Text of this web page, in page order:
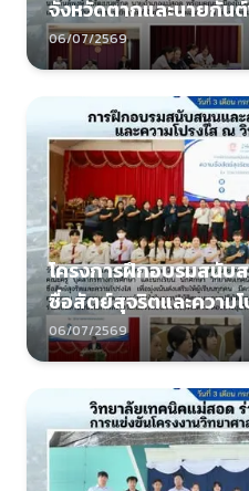
จังหวัดตากและนายกั
นายอำเภอแม่สอด พร้อ
06/07/2569
โครงการฝึกอบรมสนับ
ซื่อสัตย์สุจริตและความโ
06/07/2569